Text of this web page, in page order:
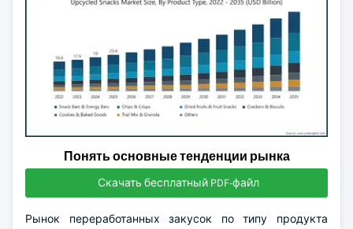
Понять основные тенденции рынка
Скачать бесплатный PDF-файл
Рынок переработанных закусок по типу продукта